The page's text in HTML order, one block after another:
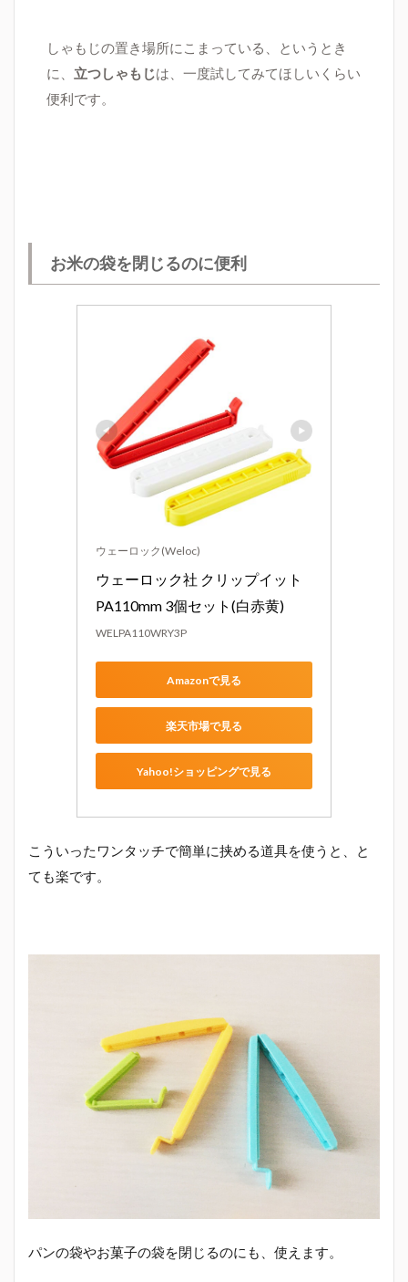
しゃもじの置き場所にこまっている、というとき
に、 立つしゃもじは、一度試してみてほしいくらい
便利です。
お米の袋を閉じるのに便利
ウェーロック(Weloc)
ウェーロック社 クリップイット
PA110mm 3個セット(白赤黄)
WELPA110WRY3P
Amazonで見る
楽天市場で見る
Yahoo!ショッピングで見る
こういったワンタッチで簡単に挟める道具を使うと、と
ても楽です。
パンの袋やお菓子の袋を閉じるのにも、使えます。